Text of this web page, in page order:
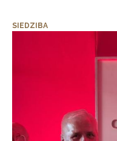
SIEDZIBA